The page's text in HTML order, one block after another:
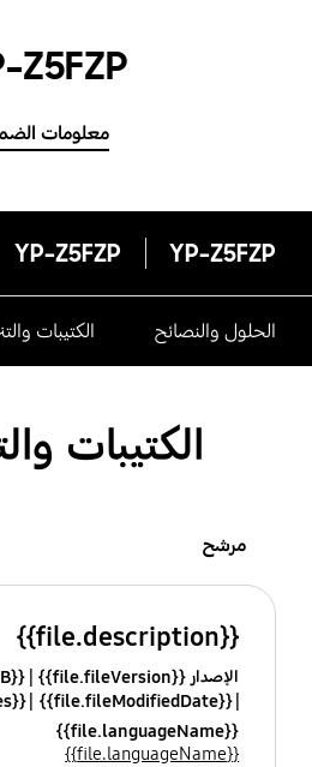
Z5FZP
معلومات
YP-Z5FZP
YP-Z5FZP
الحلول والنصائح الكتيبات
الكتيبات
مرشح
{{file.description}}
الإصدار {{file.fileVersion}}
{{file.fileSize}} MB
{{file.fileModifiedDate}}
{{file.osNames}}
{{file.languageName}}
{{file.languageName}}